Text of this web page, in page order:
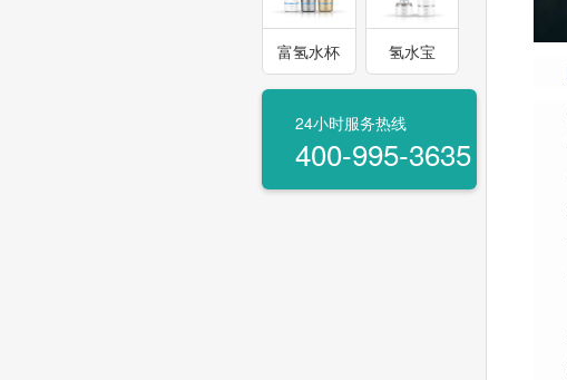
富氢水杯 氢水宝
24小时服务热线
400-995-3635